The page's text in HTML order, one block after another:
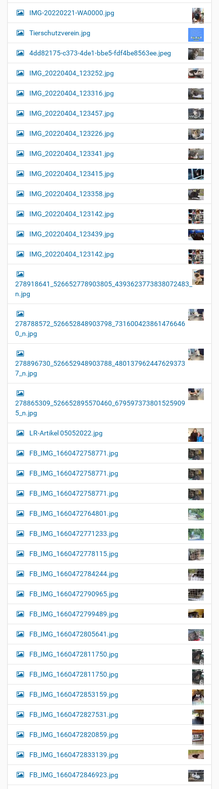
i
l
r
e
…
i
g
a
t
i
o
n
IMG-20220221-WA0000.jpg
Tierschutzverein.jpg
4dd82175-c373-4de1-bbe5-fdf4be8563ee.jpeg
IMG_20220404_123252.jpg
IMG_20220404_123316.jpg
IMG_20220404_123457.jpg
IMG_20220404_123226.jpg
IMG_20220404_123341.jpg
IMG_20220404_123415.jpg
IMG_20220404_123358.jpg
IMG_20220404_123142.jpg
IMG_20220404_123439.jpg
IMG_20220404_123142.jpg
278918641_526652778903805_4393623773838072483_
n.jpg
278788572_526652848903798_731600423861476646
0_n.jpg
278896730_526652948903788_480137962447629373
7_n.jpg
278865309_526652895570460_679597373801525909
5_n.jpg
LR-Artikel 05052022.jpg
FB_IMG_1660472758771.jpg
FB_IMG_1660472758771.jpg
FB_IMG_1660472758771.jpg
FB_IMG_1660472764801.jpg
FB_IMG_1660472771233.jpg
FB_IMG_1660472778115.jpg
FB_IMG_1660472784244.jpg
FB_IMG_1660472790965.jpg
FB_IMG_1660472799489.jpg
FB_IMG_1660472805641.jpg
FB_IMG_1660472811750.jpg
FB_IMG_1660472811750.jpg
FB_IMG_1660472853159.jpg
FB_IMG_1660472827531.jpg
FB_IMG_1660472820859.jpg
FB_IMG_1660472833139.jpg
FB_IMG_1660472846923.jpg